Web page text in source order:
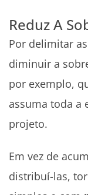
Reduz A
Por delimitar
diminuir a
por exemplo,
assuma toda a
projeto.
Em vez de
distribuí-las,